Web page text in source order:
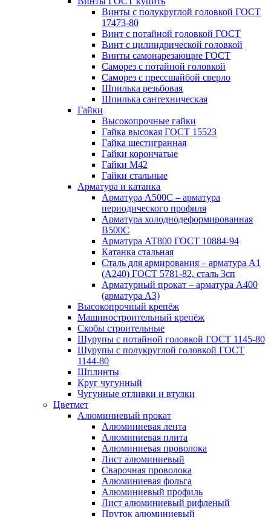
Винты с полукруглой головкой ГОСТ
17473-80
Винт с потайной головкой ГОСТ
Винт с цилиндрической головкой
Винты самонарезающие ГОСТ
Саморез с потайной головкой
Саморез с прессшайбой сверло
Шпилька резьбовая
Шпилька сантехническая
Гайки
Высокопрочные гайки
Гайка высокая ГОСТ 15523
Гайка шестигранная
Гайки корончатые
Гайки М42
Гайки стальные
Арматура и катанка
Арматура А500С – арматура
периодического профиля
Арматура холоднодеформированная
В500С
Арматура АТ800 ГОСТ 10884-94
Катанка стальная
Сталь для армирования – арматура А1
(А240) ГОСТ 5781-82, сталь 3сп
Арматурный прокат – арматура А400
(арматура А3)
Высокопрочный крепёж
Машиностроительный крепёж
Скобы строительные
Шурупы с потайной головкой ГОСТ 1145-80
Шурупы с полукруглой головкой ГОСТ
1144-80
Шплинты
Круг чугунный
Чугунные отливки и втулки
Цветмет
Алюминиевый прокат
Алюминиевая лента
Алюминиевая плита
Алюминиевая проволока
Лист алюминиевый
Сварочная проволока
Алюминиевая фольга
Алюминиевый профиль
Лист алюминиевый рифленый
Пруток алюминиевый